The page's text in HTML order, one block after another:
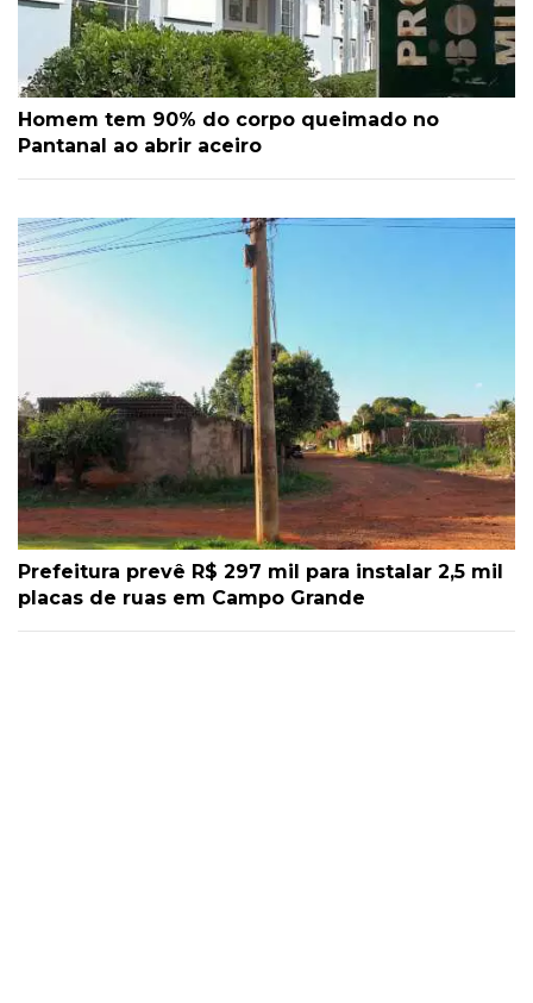
Homem tem 90% do corpo queimado no
Pantanal ao abrir aceiro
Prefeitura prevê R$ 297 mil para instalar 2,5 mil
placas de ruas em Campo Grande